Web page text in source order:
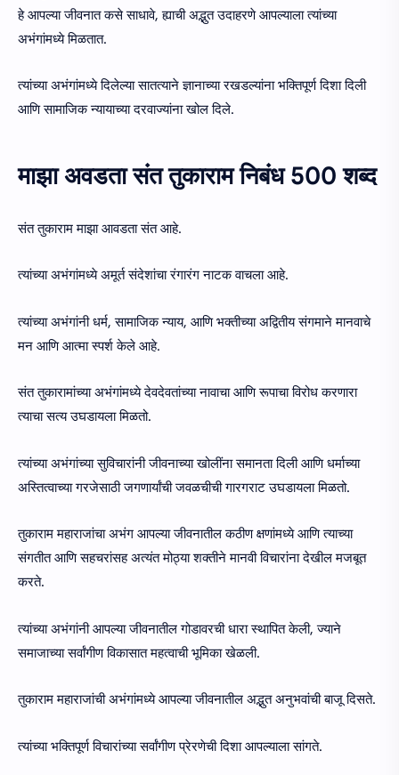
हे आपल्या जीवनात कसे साधावे, ह्याची अद्भुत उदाहरणे आपल्याला त्यांच्या
अभंगांमध्ये मिळतात.
त्यांच्या अभंगांमध्ये दिलेल्या सातत्याने ज्ञानाच्या रखडल्यांना भक्तिपूर्ण दिशा दिली
आणि सामाजिक न्यायाच्या दरवाज्यांना खोल दिले.
माझा अवडता संत तुकाराम निबंध 500 शब्द
संत तुकाराम माझा आवडता संत आहे.
त्यांच्या अभंगांमध्ये अमूर्त संदेशांचा रंगारंग नाटक वाचला आहे.
त्यांच्या अभंगांनी धर्म, सामाजिक न्याय, आणि भक्तीच्या अद्वितीय संगमाने मानवाचे
मन आणि आत्मा स्पर्श केले आहे.
संत तुकारामांच्या अभंगांमध्ये देवदेवतांच्या नावाचा आणि रूपाचा विरोध करणारा
त्याचा सत्य उघडायला मिळतो.
त्यांच्या अभंगांच्या सुविचारांनी जीवनाच्या खोलींना समानता दिली आणि धर्माच्या
अस्तित्वाच्या गरजेसाठी जगणार्यांची जवळचीची गारगराट उघडायला मिळतो.
तुकाराम महाराजांचा अभंग आपल्या जीवनातील कठीण क्षणांमध्ये आणि त्याच्या
संगतीत आणि सहचरांसह अत्यंत मोठ्या शक्तीने मानवी विचारांना देखील मजबूत
करते.
त्यांच्या अभंगांनी आपल्या जीवनातील गोडावरची धारा स्थापित केली, ज्याने
समाजाच्या सर्वांगीण विकासात महत्वाची भूमिका खेळली.
तुकाराम महाराजांची अभंगांमध्ये आपल्या जीवनातील अद्भुत अनुभवांची बाजू दिसते.
त्यांच्या भक्तिपूर्ण विचारांच्या सर्वांगीण प्रेरणेची दिशा आपल्याला सांगते.